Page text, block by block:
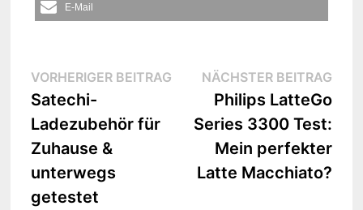
E-Mail
Beitrags-
Navigation
VORHERIGER BEITRAGVorheriger
Beitrag:
Satechi-
Ladezubehör für
Zuhause &
unterwegs
getestet
NÄCHSTER BEITRAG
Philips LatteGo
Series 3300 Test:
Mein perfekter
Latte Macchiato?